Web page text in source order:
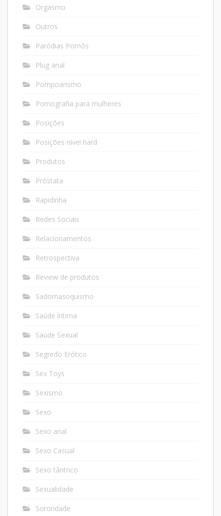
Orgasmo
Outros
Paródias Pornôs
Plug anal
Pompoarismo
Pornografia para mulheres
Posições
Posições nível hard
Produtos
Próstata
Rapidinha
Redes Sociais
Relacionamentos
Retrospectiva
Review de produtos
Sadomasoquismo
Saúde íntima
Saúde Sexual
Segredo Erótico
Sex Toys
Sexismo
Sexo
Sexo anal
Sexo Casual
Sexo tântrico
Sexualidade
Sororidade